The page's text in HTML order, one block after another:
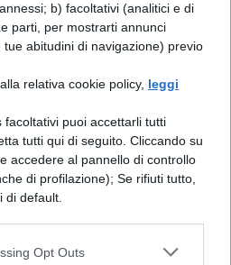
b) facoltativi (analitici e di
parti, per mostrarti annunci
abitudini di navigazione) previo
relativa cookie policy, leggi
facoltativi puoi accettarli tutti
tutti qui di seguito. Cliccando su
accedere al pannello di controllo
di profilazione); Se rifiuti tutto,
di default.
Opt Outs
sostentamento. Quando
ebbero deciso di
chiesero quale
voleva fosse riferito
si dice che abbia
predisporre per i
risorse tali (eiusmodi: di
farli scampare
Si dicono infatti veri